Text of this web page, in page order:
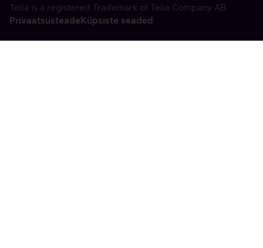
Telia is a registered Trademark of Telia Company AB
PrivaatsusteadeKüpsiste seaded